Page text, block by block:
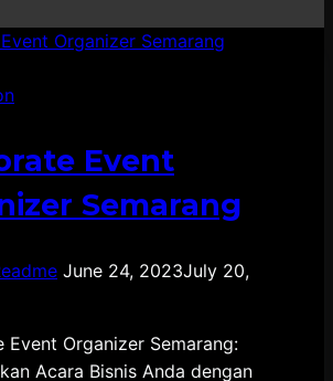
Event
Semarang
June 24, 2023July 20,
Event Organizer Semarang:
Acara Bisnis Anda dengan